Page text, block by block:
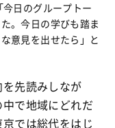
日のグループトー
。今日の学びも踏ま
意見を出せたら」と
先読みしなが
で地域にどれだ
では総代をはじ